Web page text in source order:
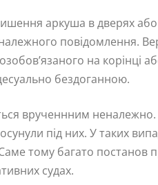
аркуша в дверях
повідомлення.
на корінці
бездоганною.
врученнним
під них. У таких
тому багато постанов
судах.